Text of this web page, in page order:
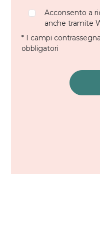
Acconsento a
anche tramite
* I campi
obbligatori